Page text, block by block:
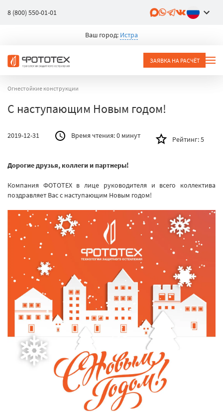
8 (800) 550-01-01
Ваш город: Истра
ЗАЯВКА НА РАСЧЁТ
Огнестойкие конструкции
С наступающим Новым годом!
2019-12-31 Время чтения:0 минут Рейтинг:5
Дорогие друзья, коллеги и партнеры!
Компания ФОТОТЕХ в лице руководителя и всего коллектива
поздравляет Вас с наступающим Новым годом!